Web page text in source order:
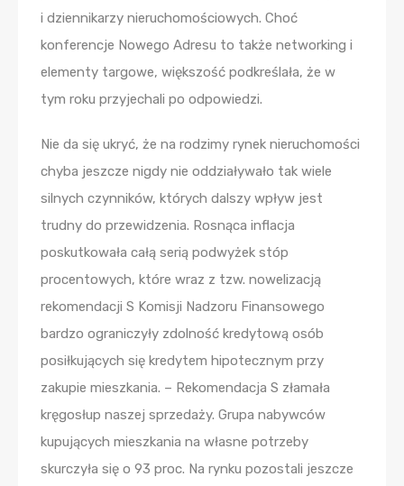
i dziennikarzy nieruchomościowych. Choć
konferencje Nowego Adresu to także networking i
elementy targowe, większość podkreślała, że w
tym roku przyjechali po odpowiedzi.
Nie da się ukryć, że na rodzimy rynek nieruchomości
chyba jeszcze nigdy nie oddziaływało tak wiele
silnych czynników, których dalszy wpływ jest
trudny do przewidzenia. Rosnąca inflacja
poskutkowała całą serią podwyżek stóp
procentowych, które wraz z tzw. nowelizacją
rekomendacji S Komisji Nadzoru Finansowego
bardzo ograniczyły zdolność kredytową osób
posiłkujących się kredytem hipotecznym przy
zakupie mieszkania. – Rekomendacja S złamała
kręgosłup naszej sprzedaży. Grupa nabywców
kupujących mieszkania na własne potrzeby
skurczyła się o 93 proc. Na rynku pozostali jeszcze